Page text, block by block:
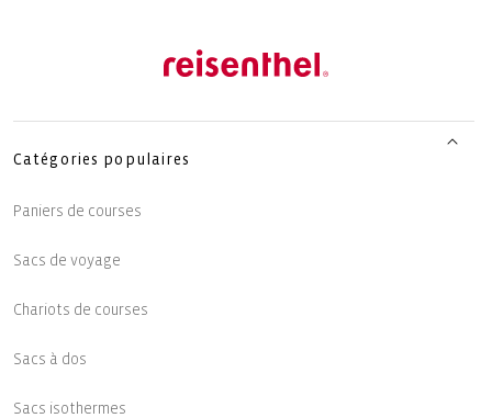
Catégories populaires
Paniers de courses
Sacs de voyage
Chariots de courses
Sacs à dos
Sacs isothermes